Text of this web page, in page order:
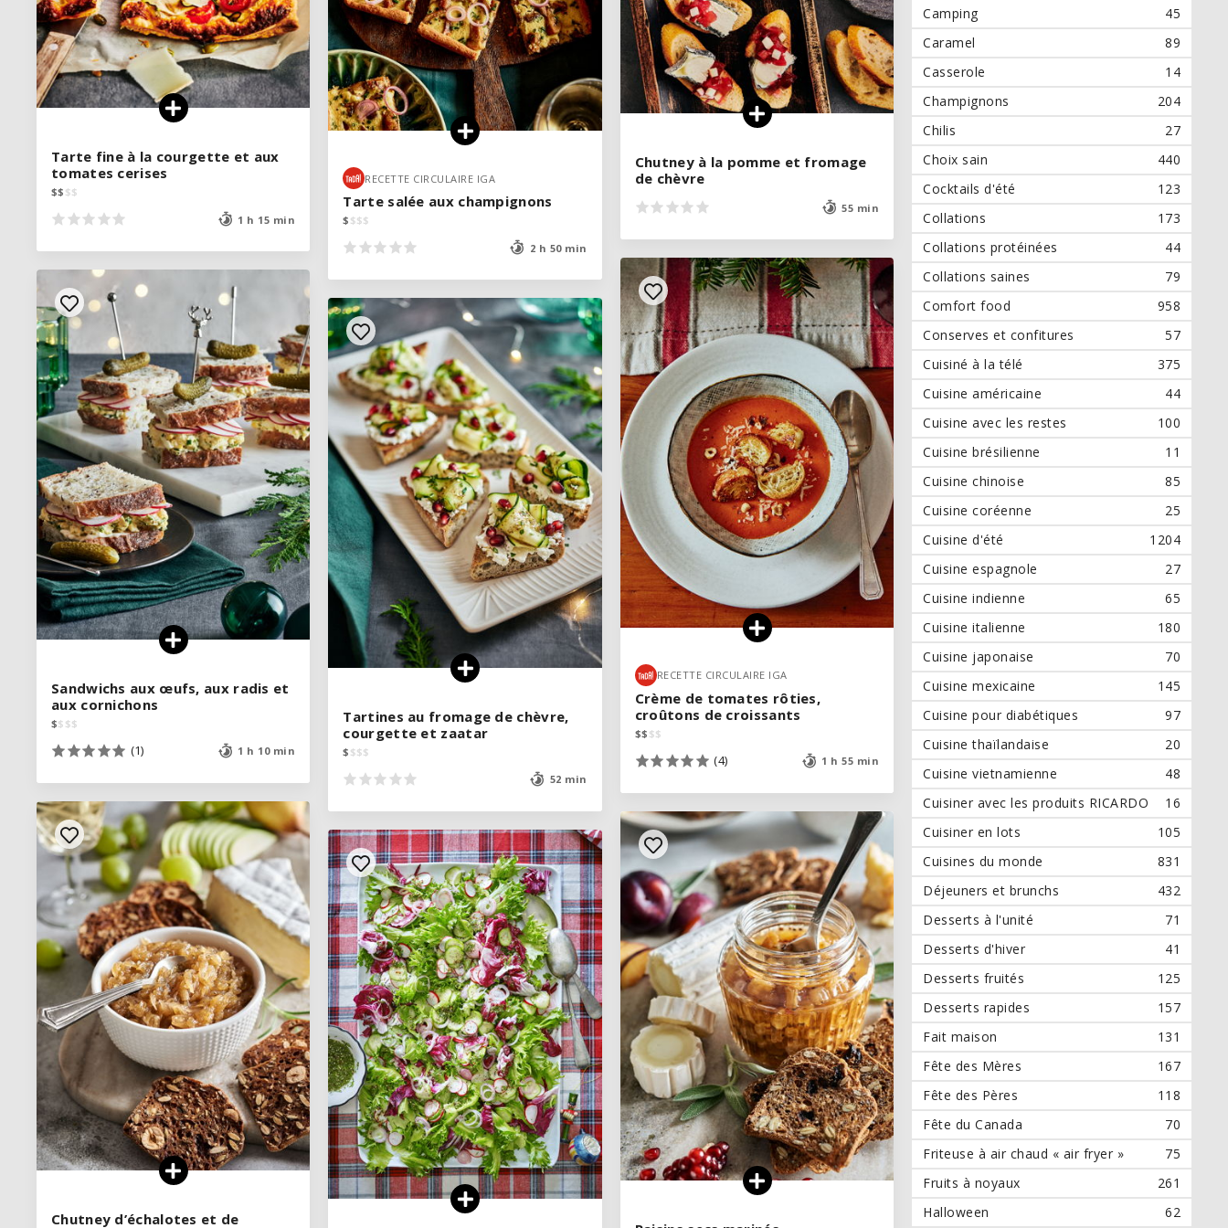
Tarte fine à la courgette et aux
tomates cerises
$$ $$
1 h 15 min
Tarte fine à la courgette et aux
tomates cerises
$$ $$
1 h 15 min
VOIR LA RECETTE
Chutney à la pomme et fromage
de chèvre
55 min
Chutney à la pomme et fromage
de chèvre
55 min
VOIR LA RECETTE
RECETTE CIRCULAIRE IGA
Tarte salée aux champignons
$ $$$
2 h 50 min
RECETTE CIRCULAIRE IGA
Tarte salée aux champignons
$ $$$
2 h 50 min
VOIR LA RECETTE
RECETTE CIRCULAIRE IGA
Crème de tomates rôties,
croûtons de croissants
$$ $$
(4) 1 h 55 min
RECETTE CIRCULAIRE IGA
Crème de tomates rôties,
croûtons de croissants
$$ $$
(4) 1 h 55 min
VOIR LA RECETTE
Sandwichs aux œufs, aux radis et
aux cornichons
$$ $$
(1) 1 h 10 min
Sandwichs aux œufs, aux radis et
aux cornichons
$$ $$
(1) 1 h 10 min
VOIR LA RECETTE
Tartines au fromage de chèvre,
courgette et zaatar
$ $$$
52 min
Tartines au fromage de chèvre,
courgette et zaatar
$ $$$
52 min
VOIR LA RECETTE
Chutney d’échalotes et de
Chutney d’échalotes et de
Camping
45
Caramel
89
Casserole
14
Champignons
204
Chilis
27
Choix sain
440
Cocktails d'été
123
Collations
173
Collations protéinées
44
Collations saines
79
Comfort food
958
Conserves et confitures
57
Cuisiné à la télé
375
Cuisine américaine
44
Cuisine avec les restes
100
Cuisine brésilienne
11
Cuisine chinoise
85
Cuisine coréenne
25
Cuisine d'été
1204
Cuisine espagnole
27
Cuisine indienne
65
Cuisine italienne
180
Cuisine japonaise
70
Cuisine mexicaine
145
Cuisine pour diabétiques
97
Cuisine thaïlandaise
20
Cuisine vietnamienne
48
Cuisiner avec les produits RICARDO
16
Cuisiner en lots
105
Cuisines du monde
831
Déjeuners et brunchs
432
Desserts à l'unité
71
Desserts d'hiver
41
Desserts fruités
125
Desserts rapides
157
Fait maison
131
Fête des Mères
167
Fête des Pères
118
Fête du Canada
70
Friteuse à air chaud « air fryer »
75
Fruits à noyaux
261
Halloween
62